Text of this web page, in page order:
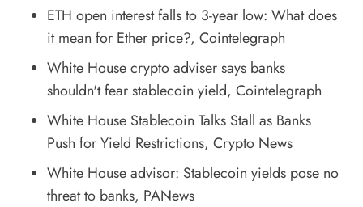
ETH open interest falls to 3-year low: What does
it mean for Ether price?, Cointelegraph
White House crypto adviser says banks
shouldn't fear stablecoin yield, Cointelegraph
White House Stablecoin Talks Stall as Banks
Push for Yield Restrictions, Crypto News
White House advisor: Stablecoin yields pose no
threat to banks, PANews